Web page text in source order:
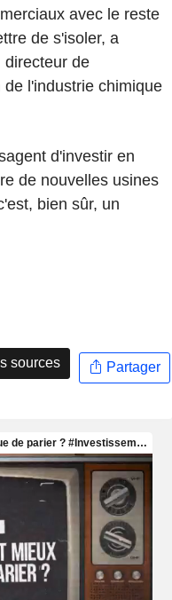
avec le reste
de s'isoler, a
directeur de
l'industrie chimique
d'investir en
de nouvelles usines
bien sûr, un
sources Partager